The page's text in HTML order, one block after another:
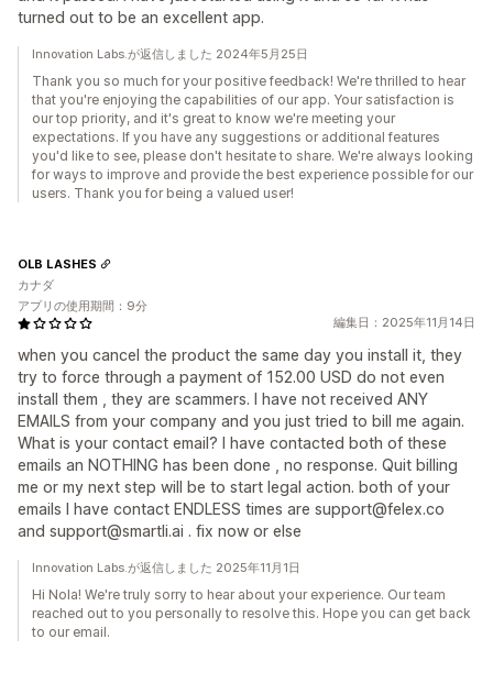
turned out to be an excellent app.
Innovation Labs.が返信しました 2024年5月25日
Thank you so much for your positive feedback! We're thrilled to hear
that you're enjoying the capabilities of our app. Your satisfaction is
our top priority, and it's great to know we're meeting your
expectations. If you have any suggestions or additional features
you'd like to see, please don't hesitate to share. We're always looking
for ways to improve and provide the best experience possible for our
users. Thank you for being a valued user!
編集日：2025年11月14日
when you cancel the product the same day you install it, they
try to force through a payment of 152.00 USD do not even
install them , they are scammers. I have not received ANY
EMAILS from your company and you just tried to bill me again.
What is your contact email? I have contacted both of these
emails an NOTHING has been done , no response. Quit billing
me or my next step will be to start legal action. both of your
emails I have contact ENDLESS times are support@felex.co
and support@smartli.ai . fix now or else
OLB LASHES
カナダ
アプリの使用期間：9分
Innovation Labs.が返信しました 2025年11月1日
Hi Nola! We're truly sorry to hear about your experience. Our team
reached out to you personally to resolve this. Hope you can get back
to our email.